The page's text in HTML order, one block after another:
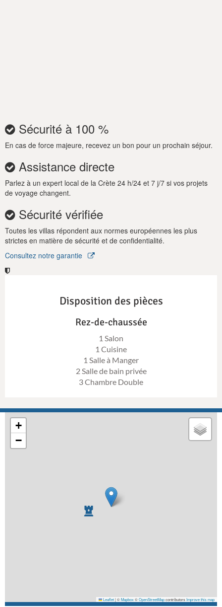
plaisir, la villa dispose également d'un jacuzzi avec des sièges
pour sept, un barbecue à gaz, des hamacs, 2 canoës et 2 VTT.
Sécurité à 100 %
En cas de force majeure, recevez un bon pour un prochain séjour.
Assistance directe
Parlez à un expert local de la Crète 24 h/24 et 7 j/7 si vos projets
de voyage changent.
Sécurité vérifiée
Toutes les villas répondent aux normes européennes les plus
strictes en matière de sécurité et de confidentialité.
Consultez notre garantie
Disposition des pièces
Rez-de-chaussée
1 Salon
1 Cuisine
1 Salle à Manger
2 Salle de bain privée
3 Chambre Double
+
−
Leaflet|©Mapbox©OpenStreetMapcontributorsImprove this map